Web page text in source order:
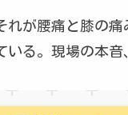
が腰痛と膝の
る。現場の本音